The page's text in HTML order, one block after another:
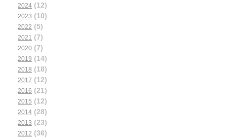
2024 (12)
2023 (10)
2022 (5)
2021 (7)
2020 (7)
2019 (14)
2018 (18)
2017 (12)
2016 (21)
2015 (12)
2014 (28)
2013 (23)
2012 (36)